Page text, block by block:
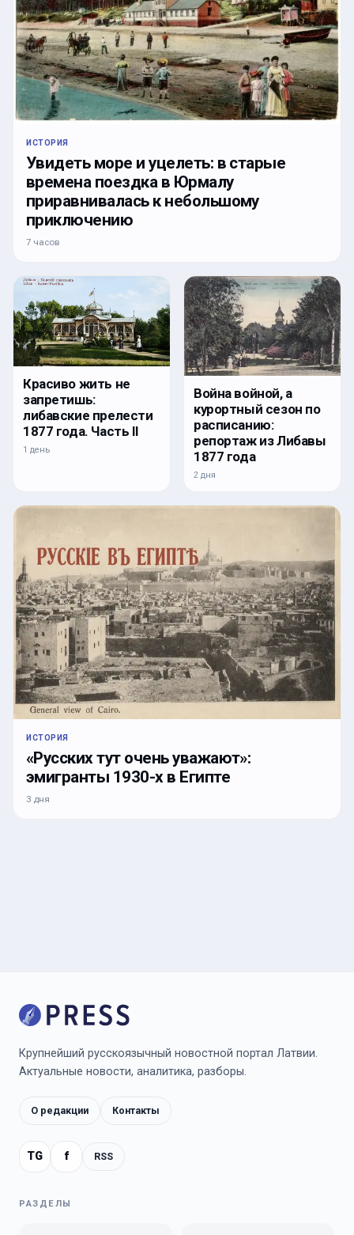
ИСТОРИЯ
Увидеть море и уцелеть: в старые
времена поездка в Юрмалу
приравнивалась к небольшому
приключению
7 часов
Красиво жить не
запретишь:
либавские прелести
1877 года. Часть II
1 день
Война войной, а
курортный сезон по
расписанию:
репортаж из Либавы
1877 года
2 дня
ИСТОРИЯ
«Русских тут очень уважают»:
эмигранты 1930-х в Египте
3 дня
Крупнейший русскоязычный новостной портал Латвии.
Актуальные новости, аналитика, разборы.
О редакции Контакты
TG f RSS
РАЗДЕЛЫ